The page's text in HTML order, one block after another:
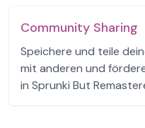
Community Sharing
Speichere und teile
mit anderen und
in Sprunki But